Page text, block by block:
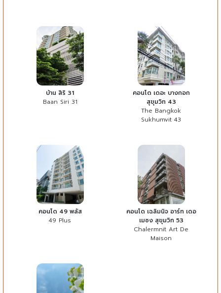
บ้าน สิริ 31
Baan Siri 31
คอนโด เดอะ บางกอก
สุขุมวิท 43
The Bangkok
Sukhumvit 43
คอนโด 49 พลัส
49 Plus
คอนโด เฉลิมนิจ อาร์ท เดอ
เมซง สุขุมวิท 53
Chalermnit Art De
Maison